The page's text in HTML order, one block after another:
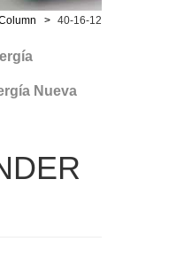
40-16-12
Nueva